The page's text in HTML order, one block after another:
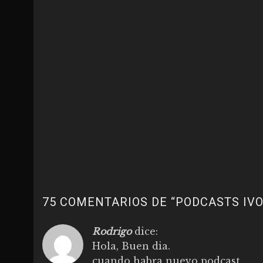
75 COMENTARIOS DE “PODCASTS
Rodrigo dice:
Hola, Buen dia.
cuando habra nuevo podcast